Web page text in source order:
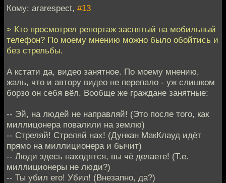
Кому: ararespect, #13
> Кто просмотрел репортаж заснятый на мобильный
телефон? По моему мнению можно было обойтись и
без стрельбы.
А кстати да, видео занятное. По моему мнению,
жаль, что и автору видео не перепало - уж слишком
борзо он себя вёл. Вообще же граждане занятные:
-- Эй, на людей не направляй! (Это после того, как
миллицонера повалили на землю)
-- Стреляй! Стреляй нах! (Дункан МакКлауд идёт
прямо на миллиционера и бычит)
-- Люди здесь находятся, вы чё делаете! (Т.е.
миллиционеры не люди?)
-- Ты убил его! Убил! (Внезапно, да?)